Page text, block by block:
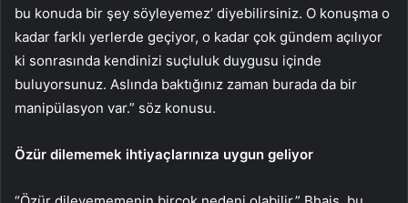
bu konuda bir şey söyleyemez’ diyebilirsiniz. O konuşma o
kadar farklı yerlerde geçiyor, o kadar çok gündem açılıyor
ki sonrasında kendinizi suçluluk duygusu içinde
buluyorsunuz. Aslında baktığınız zaman burada da bir
manipülasyon var.” söz konusu.
Özür dilememek ihtiyaçlarınıza uygun geliyor